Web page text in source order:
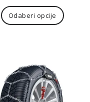
Odaberi opcije